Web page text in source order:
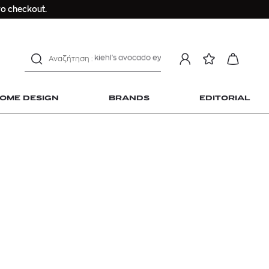
checkout.
DESIGN BRANDS EDITORIAL
kiehl's avocado eye